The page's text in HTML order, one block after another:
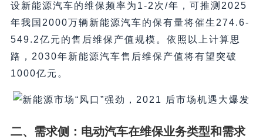
设新能源汽车的维保频率为1-2次/年，可推测2025
年我国2000万辆新能源汽车的保有量将催生274.6-
549.2亿元的售后维保产值规模。依照以上计算思
路，2030年新能源汽车售后维保产值将有望突破
1000亿元。
二、需求侧：电动汽车在维保业务类型和需求